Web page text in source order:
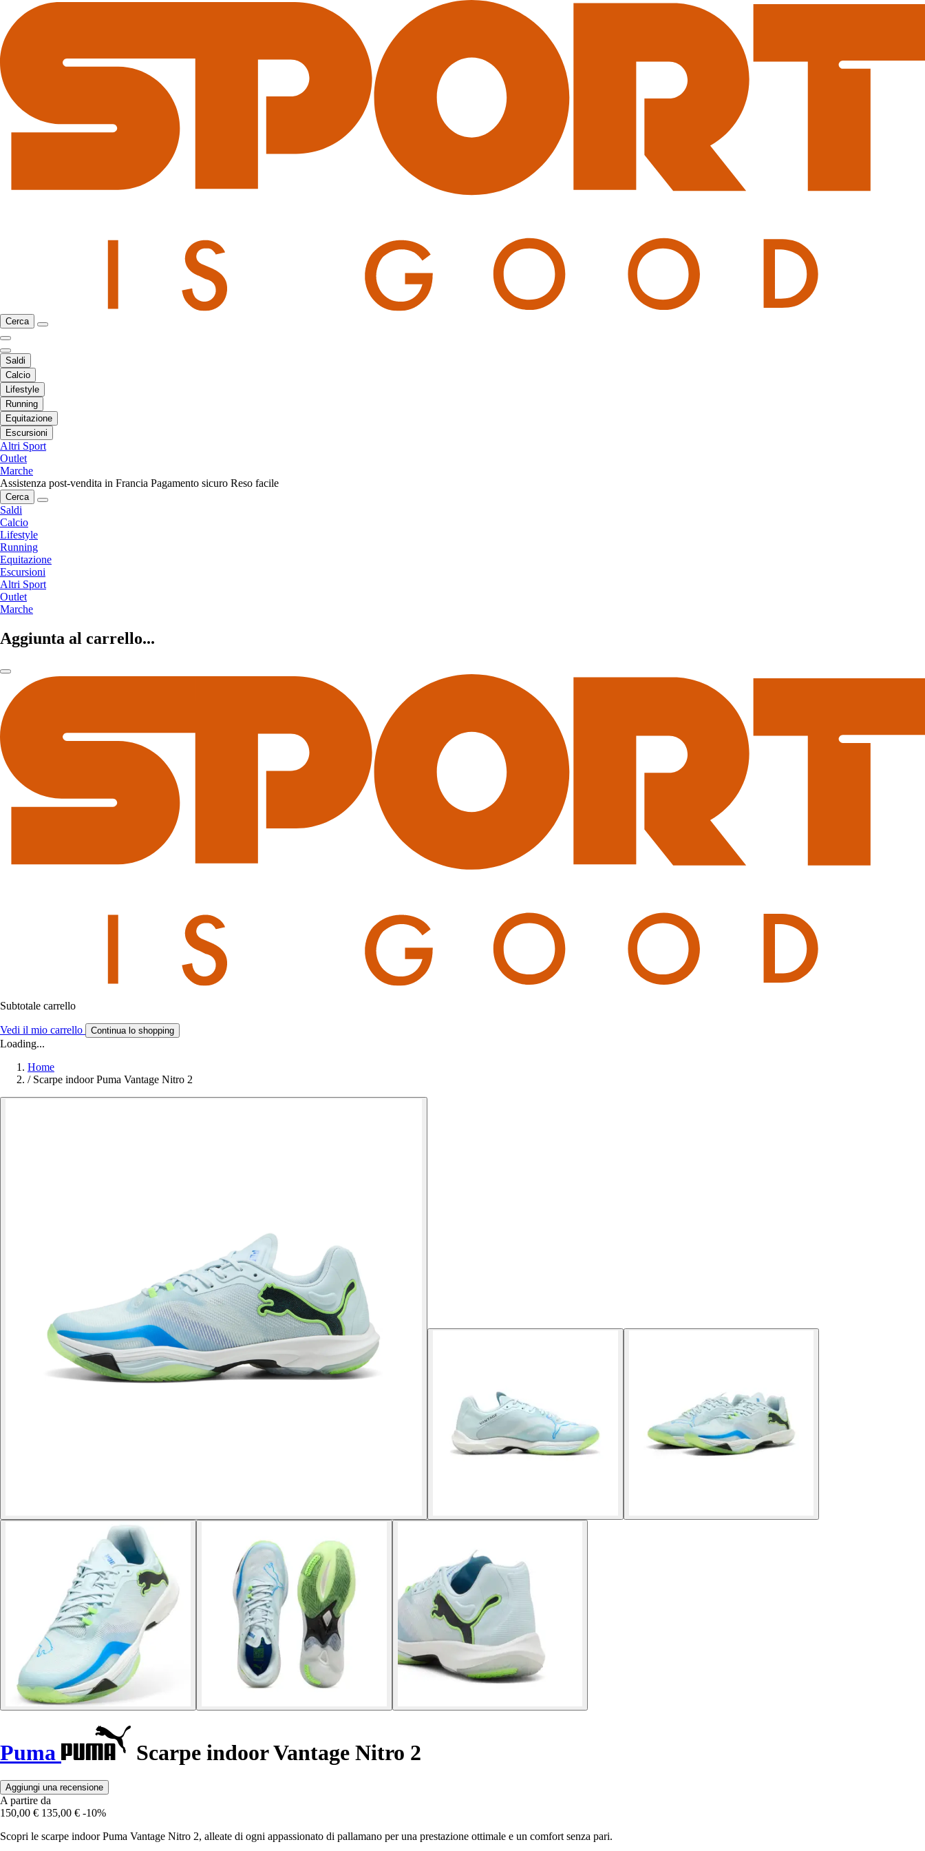
Cerca
Saldi
Calcio
Lifestyle
Running
Equitazione
Escursioni
Altri Sport
Outlet
Marche
Assistenza post-vendita in Francia Pagamento sicuro Reso facile
Cerca
Saldi
Calcio
Lifestyle
Running
Equitazione
Escursioni
Altri Sport
Outlet
Marche
Aggiunta al carrello...
Subtotale carrello
Vedi il mio carrello Continua lo shopping
Loading...
Home
/ Scarpe indoor Puma Vantage Nitro 2
Puma Scarpe indoor Vantage Nitro 2
Aggiungi una recensione
A partire da
150,00 € 135,00 € -10%
Scopri le scarpe indoor Puma Vantage Nitro 2, alleate di ogni appassionato di pallamano per una prestazione ottimale e un comfort senza pari.